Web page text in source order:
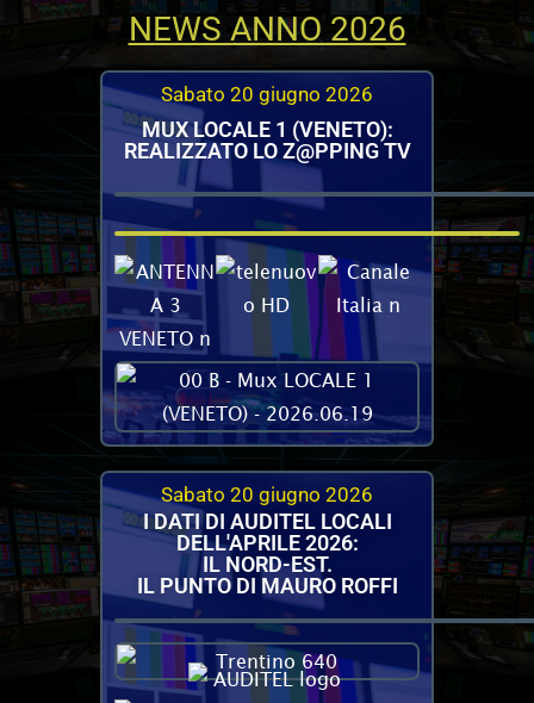
NEWS ANNO 2026
Sabato 20 giugno 2026
MUX LOCALE 1 (VENETO):
REALIZZATO LO Z@PPING TV
Sabato 20 giugno 2026
I DATI DI AUDITEL LOCALI
DELL'APRILE 2026:
IL NORD-EST.
IL PUNTO DI MAURO ROFFI